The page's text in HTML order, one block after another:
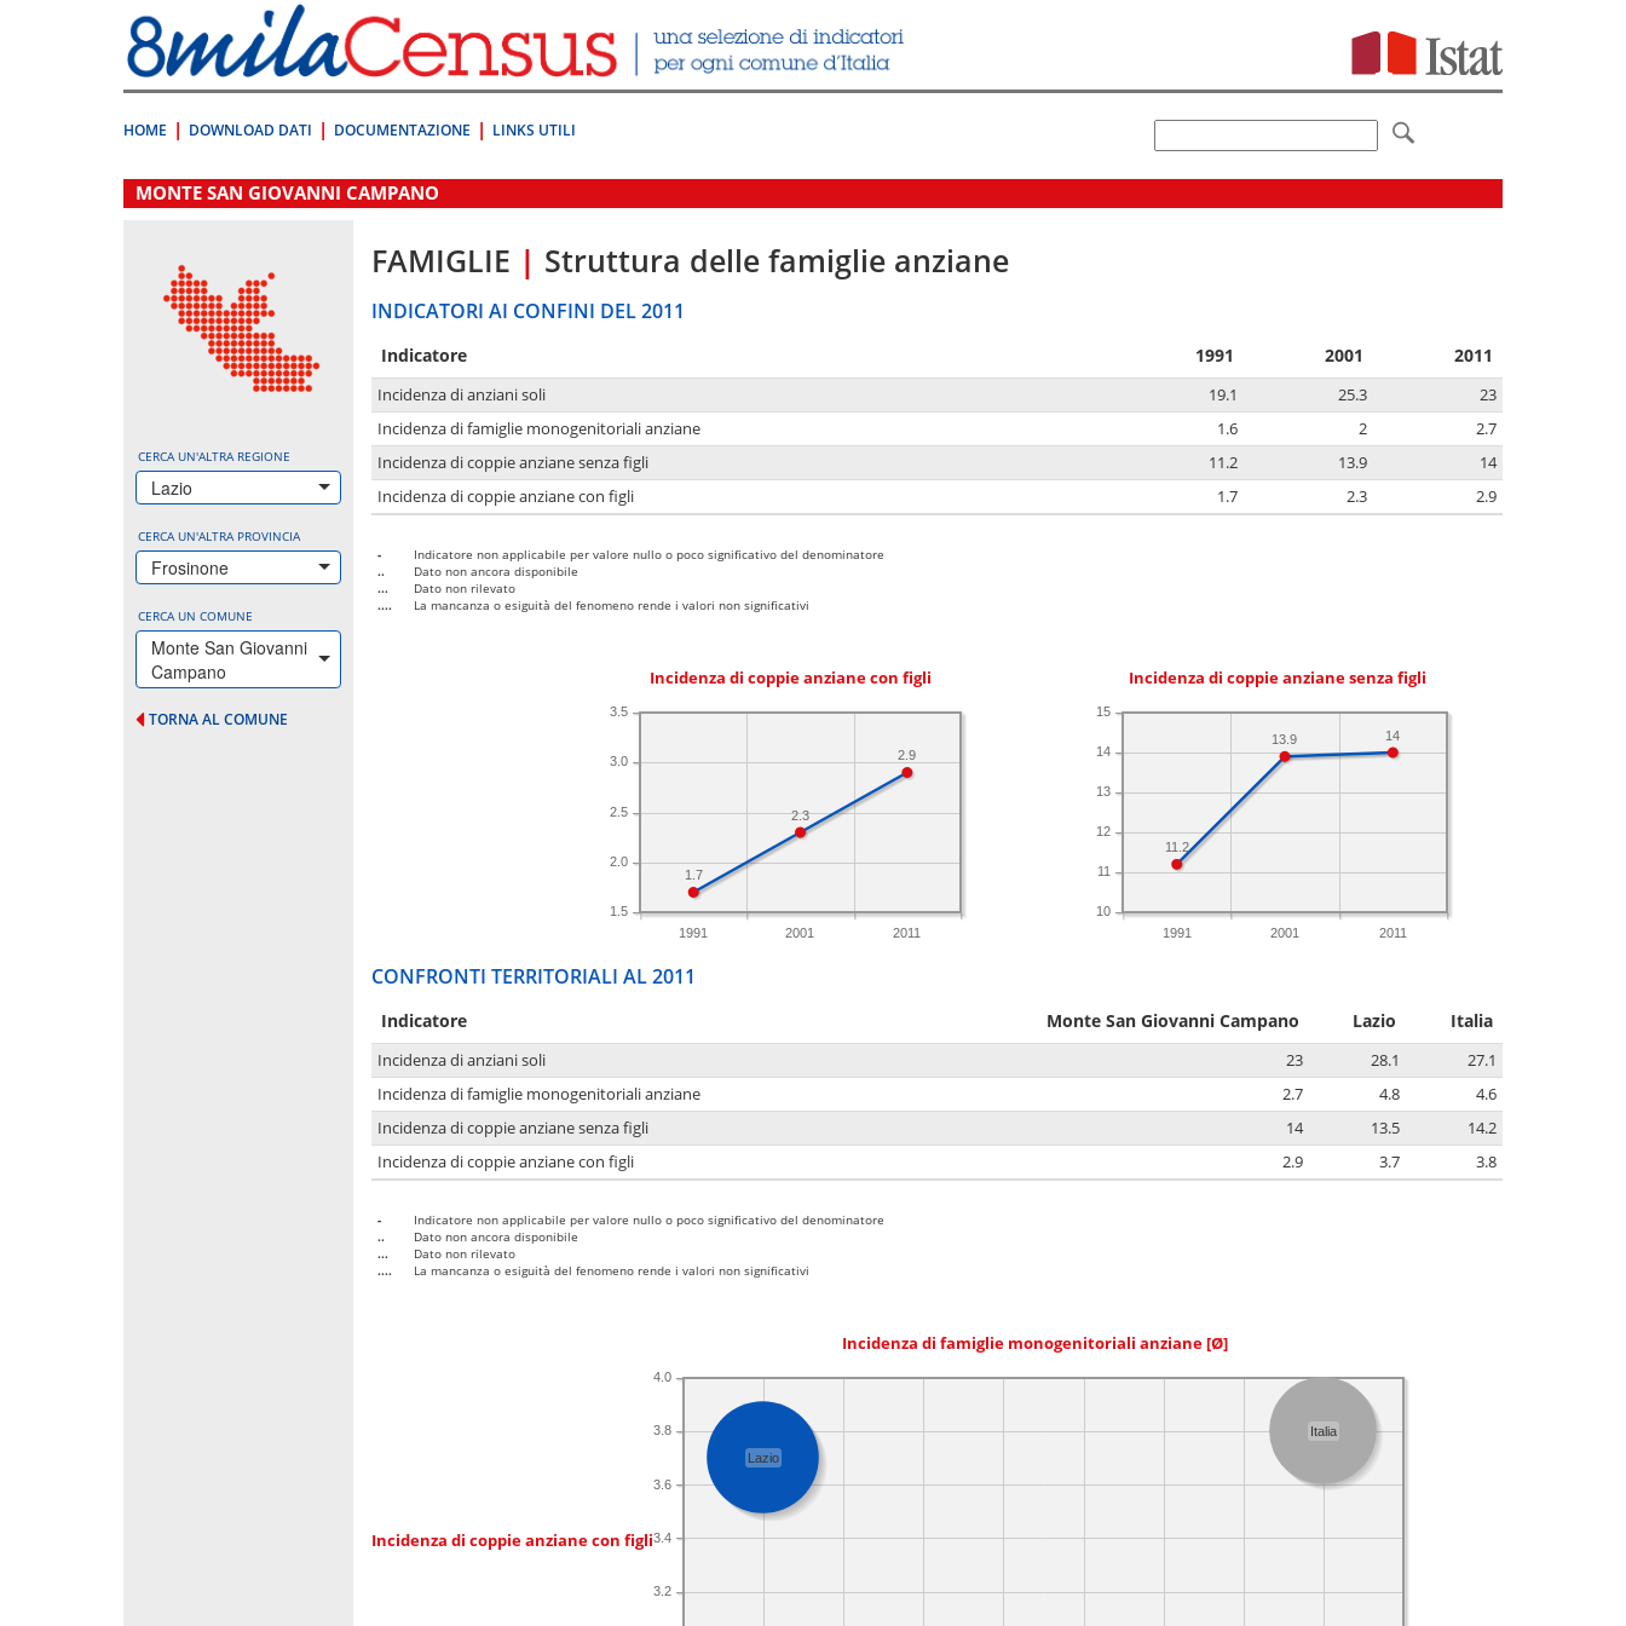
direttamente
a:
Contenuto
HOME DOWNLOAD DATI DOCUMENTAZIONE LINKS UTILI
.
MONTE SAN GIOVANNI CAMPANO
CERCA UN'ALTRA REGIONE
Lazio
CERCA UN'ALTRA PROVINCIA
Frosinone
CERCA UN COMUNE
Monte San Giovanni
Campano
TORNA AL COMUNE
FAMIGLIE | Struttura delle famiglie anziane
INDICATORI AI CONFINI DEL 2011
Indicatore 1991 2001 2011
Incidenza di anziani soli 19.1 25.3
23
Incidenza di famiglie monogenitoriali anziane
1.6 2
2.7
Incidenza di coppie anziane senza figli
11.2 13.9
14
Incidenza di coppie anziane con figli
1.7 2.3 2.9
-
Indicatore non applicabile per valore nullo o poco significativo del denominatore
..
Dato non ancora disponibile
...
Dato non rilevato
....
La mancanza o esiguità del fenomeno rende i valori non significativi
Incidenza di coppie anziane con figli
1991 2001 2011
1.5
2.0
2.5
3.0
3.5
2.9
2.3
1.7
Incidenza di coppie anziane senza figli
1991 2001 2011
10
11
12
13
14
15
14
13.9
11.2
CONFRONTI TERRITORIALI AL 2011
Indicatore Monte San Giovanni Campano Lazio Italia
Incidenza di anziani soli 23 28.1
27.1
Incidenza di famiglie monogenitoriali anziane
2.7 4.8
4.6
Incidenza di coppie anziane senza figli
14 13.5
14.2
Incidenza di coppie anziane con figli
2.9 3.7 3.8
-
Indicatore non applicabile per valore nullo o poco significativo del denominatore
..
Dato non ancora disponibile
...
Dato non rilevato
....
La mancanza o esiguità del fenomeno rende i valori non significativi
Incidenza di famiglie monogenitoriali anziane [Ø]
Incidenza di coppie anziane con figli
3.2
3.4
3.6
3.8
4.0
Lazio
Italia